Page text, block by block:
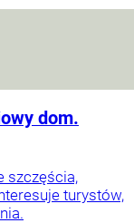
dom.
szczęścia,
turystów,